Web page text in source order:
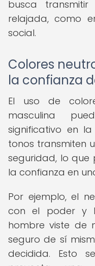
busca
relajada, como
social.
Colores
la confianza
El uso de
masculina
significativo en
tonos transmiten
seguridad, lo
la confianza en
Por ejemplo, el
con el poder y
hombre viste de
seguro de sí
decidida. Esto